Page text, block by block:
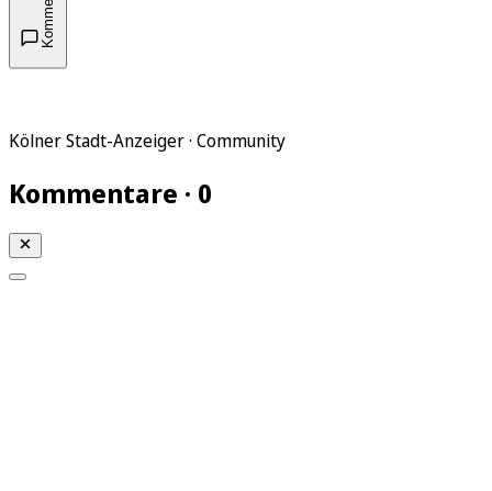
Kölner Stadt-Anzeiger · Community
Kommentare · 0